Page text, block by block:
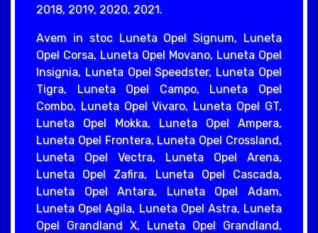
2018, 2019, 2020, 2021.
Avem in stoc Luneta Opel Signum, Luneta
Opel Corsa, Luneta Opel Movano, Luneta Opel
Insignia, Luneta Opel Speedster, Luneta Opel
Tigra, Luneta Opel Campo, Luneta Opel
Combo, Luneta Opel Vivaro, Luneta Opel GT,
Luneta Opel Mokka, Luneta Opel Ampera,
Luneta Opel Frontera, Luneta Opel Crossland,
Luneta Opel Vectra, Luneta Opel Arena,
Luneta Opel Zafira, Luneta Opel Cascada,
Luneta Opel Antara, Luneta Opel Adam,
Luneta Opel Agila, Luneta Opel Astra, Luneta
Opel Grandland X, Luneta Opel Grandland,